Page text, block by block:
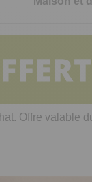
cuisine
de cuisine malins
intimité
Offre valable